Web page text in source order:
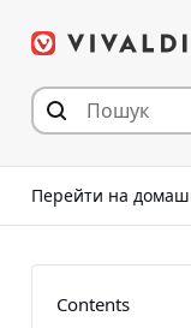
Перейти на
Contents